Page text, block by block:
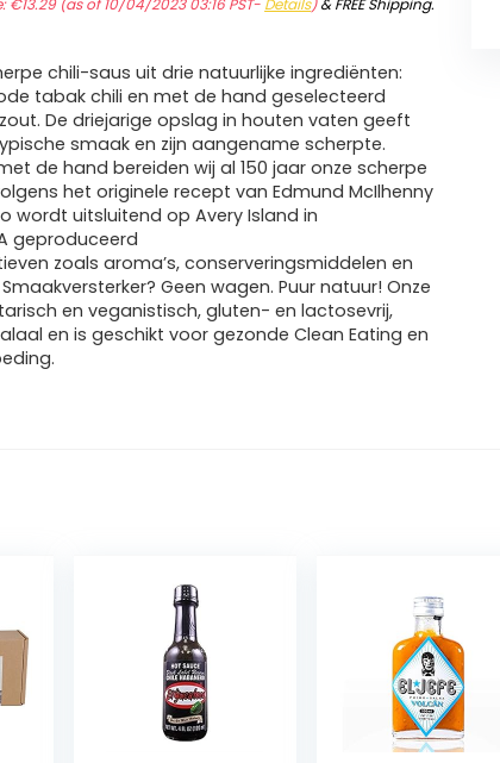
€13.29(as of 10/04/2023 03:16 PST- Details)&FREE Shipping.
chili-saus uit drie natuurlijke ingrediënten:
tabak chili en met de hand geselecteerd
De driejarige opslag in houten vaten geeft
smaak en zijn aangename scherpte.
de hand bereiden wij al 150 jaar onze scherpe
het originele recept van Edmund McIlhenny
wordt uitsluitend op Avery Island in
geproduceerd
zoals aroma’s, conserveringsmiddelen en
Geen wagen. Puur natuur! Onze
en veganistisch, gluten- en lactosevrij,
en is geschikt voor gezonde Clean Eating en